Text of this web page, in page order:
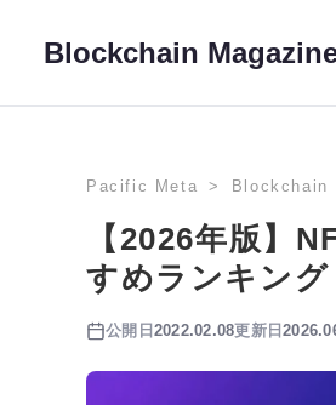
Blockchain
Pacific Meta Blockchain
【2026年版】
すめランキン
公開日 2022.02.08更新日